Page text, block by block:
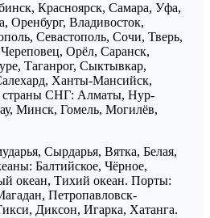
Красноярск, Самара, Уфа,
Оренбург, Владивосток,
Севастополь, Сочи, Тверь,
Орёл, Саранск,
Таганрог, Сыктывкар,
Ханты-Мансийск,
страны СНГ: Алматы, Нур-
Минск, Гомель, Могилёв,
Сырдарья, Вятка, Белая,
Балтийское, Чёрное,
океан, Тихий океан. Порты:
Петропавловск-
Диксон, Игарка, Хатанга.